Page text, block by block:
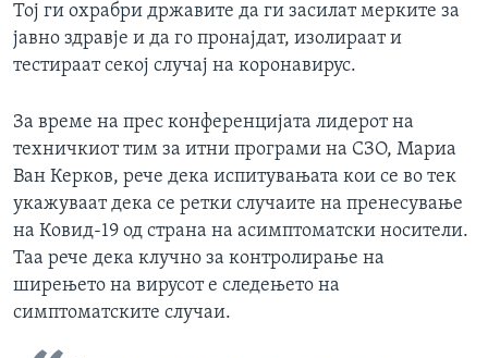
Тој ги охрабри државите да ги засилат мерките за
јавно здравје и да го пронајдат, изолираат и
тестираат секој случај на коронавирус.
За време на прес конференцијата лидерот на
техничкиот тим за итни програми на СЗО, Мариа
Ван Керков, рече дека испитувањата кои се во тек
укажуваат дека се ретки случаите на пренесување
на Ковид-19 од страна на асимптоматски носители.
Таа рече дека клучно за контролирање на
ширењето на вирусот е следењето на
симптоматските случаи.